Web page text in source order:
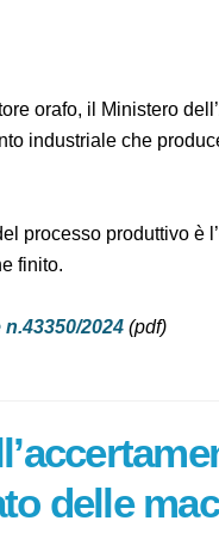
orafo, il
un impianto
del processo
bene finito.
n.43350/2024